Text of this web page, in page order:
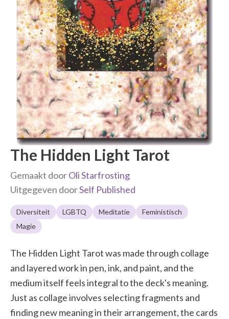
The Hidden Light Tarot
Gemaakt doorOli Starfrosting
Uitgegeven doorSelf Published
Diversiteit LGBTQ Meditatie
Feministisch
Magie
The Hidden Light Tarot was made through collage
and layered work in pen, ink, and paint, and the
medium itself feels integral to the deck's meaning.
Just as collage involves selecting fragments and
finding new meaning in their arrangement, the cards